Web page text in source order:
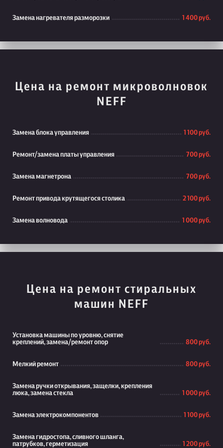
Замена нагревателя разморозки 1 400 руб.
Цена на ремонт микроволновок
NEFF
Замена блока управления 1 100 руб.
Ремонт/замена платы управления 700 руб.
Замена магнетрона 700 руб.
Ремонт привода крутящегося столика 2 100 руб.
Замена волновода 1 000 руб.
Цена на ремонт стиральных
машин NEFF
Установка машины по уровню, снятие
креплений, замена/ремонт опор
800 руб.
Мелкий ремонт 800 руб.
Замена ручки открывания, защелки, крепления
люка, замена стекла
1 000 руб.
Замена электрокомпонентов 1 100 руб.
Замена гидростопа, сливного шланга,
патрубков, герметизация
1 200 руб.